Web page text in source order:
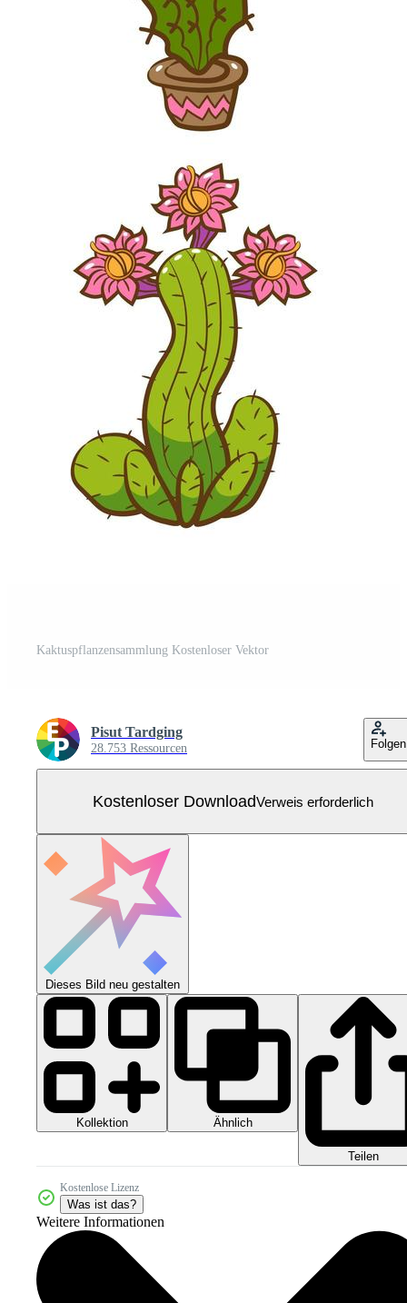
Kaktuspflanzensammlung Kostenloser Vektor
Pisut Tardging
28.753 Ressourcen Folgen
Kostenloser DownloadVerweis erforderlich
Dieses Bild neu gestalten
Kollektion Ähnlich
Teilen
Kostenlose Lizenz
Was ist das?
Weitere Informationen